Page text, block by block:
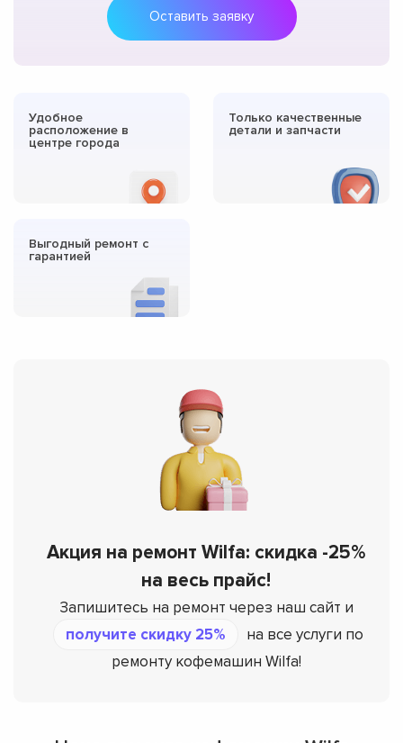
Оставить заявку
Удобное
расположение в
центре города
Только качественные
детали и запчасти
Выгодный ремонт с
гарантией
Акция на ремонт Wilfa: скидка -25%
на весь прайс!
Запишитесь на ремонт через наш сайт и
получите скидку 25%
на все услуги по
ремонту кофемашин Wilfa!